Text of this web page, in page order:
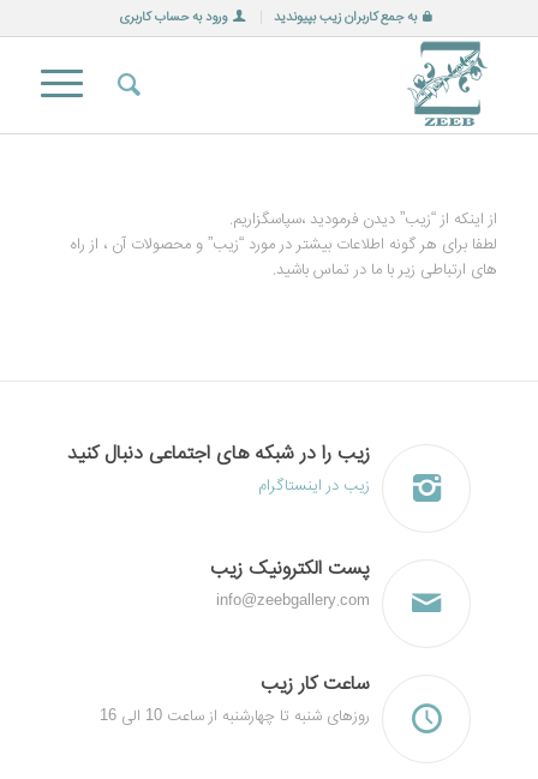
به جمع کاربران زیب بپیوندید ورود به حساب کاربری
از اینکه از “زیب” دیدن فرمودید ،سپاسگزاریم.
لطفا برای هر گونه اطلاعات بیشتر در مورد “زیب” و محصولات آن ، از راه
های ارتباطی زیر با ما در تماس باشید.
زیب را در شبکه های اجتماعی دنبال کنید
زیب در اینستاگرام
پست الکترونیک زیب
info@zeebgallery.com
ساعت کار زیب
روزهای شنبه تا چهارشنبه از ساعت 10 الی 16